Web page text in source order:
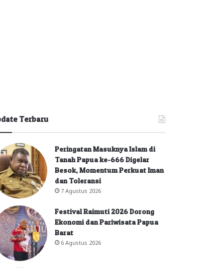
Terbaru
Peringatan Masuknya Islam di
Tanah Papua ke-666 Digelar
Besok, Momentum Perkuat Iman
dan Toleransi
7 Agustus 2026
Festival Raimuti 2026 Dorong
Ekonomi dan Pariwisata Papua
Barat
6 Agustus 2026